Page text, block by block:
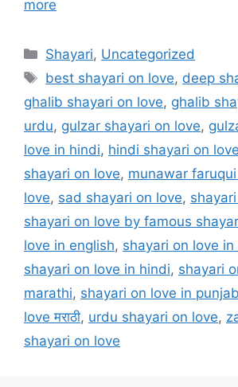
more
Categories
Shayari, Uncategorized
Tags
best shayari on love, deep
ghalib shayari on love, ghalib
urdu, gulzar shayari on love,
love in hindi, hindi shayari on love
shayari on love, munawar
love, sad shayari on love,
shayari on love by famous
love in english, shayari on love
shayari on love in hindi, shayari
marathi, shayari on love in
love मराठी, urdu shayari on love,
shayari on love